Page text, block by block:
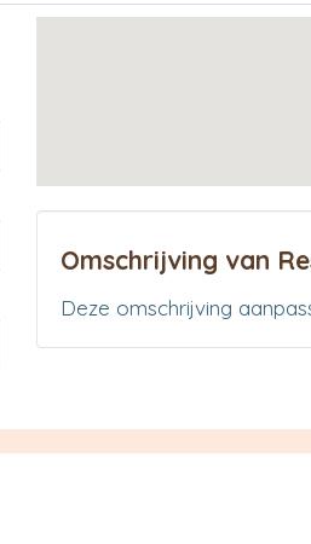
Omschrijving van
Deze omschrijving